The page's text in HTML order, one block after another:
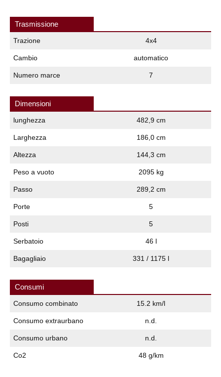
Trasmissione
Trazione 4x4
Cambio automatico
Numero marce 7
Dimensioni
lunghezza 482,9 cm
Larghezza 186,0 cm
Altezza 144,3 cm
Peso a vuoto 2095 kg
Passo 289,2 cm
Porte 5
Posti 5
Serbatoio 46 l
Bagagliaio 331 / 1175 l
Consumi
Consumo combinato 15.2 km/l
Consumo extraurbano n.d.
Consumo urbano n.d.
Co2 48 g/km